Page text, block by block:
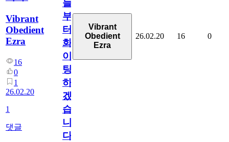
Vibrant
Obedient
Ezra
16
0
1
26.02.20
1
댓글
늘
부
터
화
이
팅
하
겠
습
니
다!
Vibrant
Obedient
Ezra
26.02.20 16 0